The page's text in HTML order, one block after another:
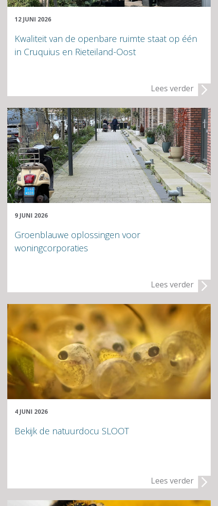
12 JUNI 2026
Kwaliteit van de openbare ruimte staat op één
in Cruquius en Rieteiland-Oost
Lees verder
9 JUNI 2026
Groenblauwe oplossingen voor
woningcorporaties
Lees verder
4 JUNI 2026
Bekijk de natuurdocu SLOOT
Lees verder